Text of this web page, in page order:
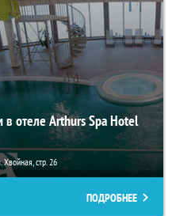
отеле Arthurs Spa Hotel
стр. 26
ПОДРОБНЕЕ